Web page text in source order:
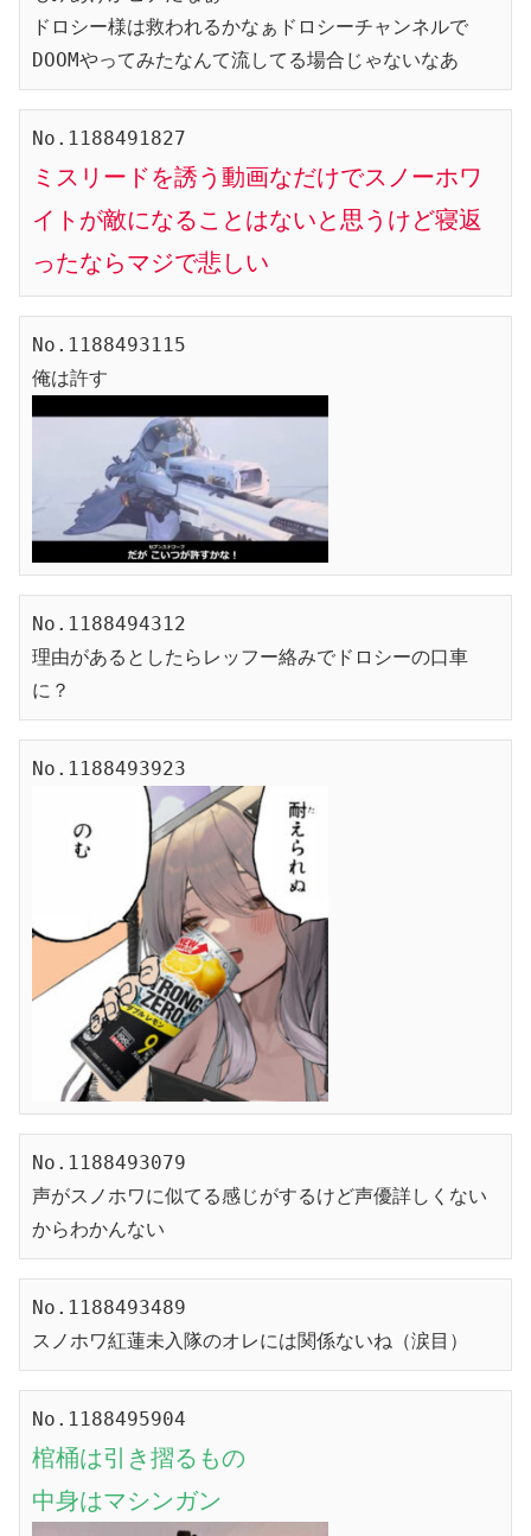
ドロシー様は救われるかなぁドロシーチャンネルで
DOOMやってみたなんて流してる場合じゃないなあ
ミスリードを誘う動画なだけでスノーホワ
イトが敵になることはないと思うけど寝返
ったならマジで悲しい
No.1188493115
No.1188494312
理由があるとしたらレッフー絡みでドロシーの口車
に？
No.1188493079
声がスノホワに似てる感じがするけど声優詳しくない
からわかんない
No.1188493489
スノホワ紅蓮未入隊のオレには関係ないね（涙目）
棺桶は引き摺るもの
中身はマシンガン